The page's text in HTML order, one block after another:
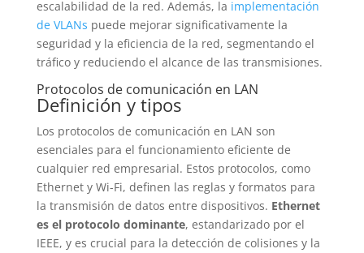
escalabilidad de la red. Además, la implementación
de VLANs puede mejorar significativamente la
seguridad y la eficiencia de la red, segmentando el
tráfico y reduciendo el alcance de las transmisiones.
Protocolos de comunicación en LAN
Definición y tipos
Los protocolos de comunicación en LAN son
esenciales para el funcionamiento eficiente de
cualquier red empresarial. Estos protocolos, como
Ethernet y Wi-Fi, definen las reglas y formatos para
la transmisión de datos entre dispositivos. Ethernet
es el protocolo dominante, estandarizado por el
IEEE, y es crucial para la detección de colisiones y la